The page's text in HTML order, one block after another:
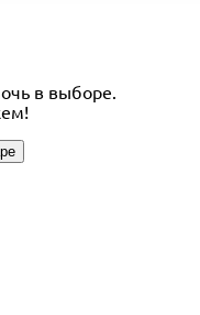
в выборе.